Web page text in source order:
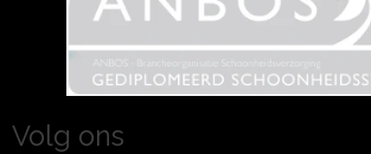
Volg ons